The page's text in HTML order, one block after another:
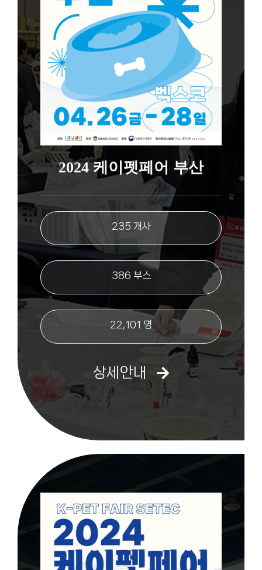
2024 케이펫페어 부산
235 개사
386 부스
22,101 명
상세안내